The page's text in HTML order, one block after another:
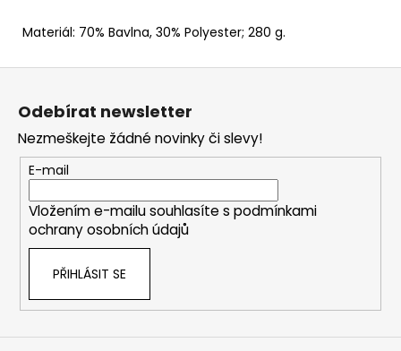
Materiál: 70% Bavlna, 30% Polyester; 280 g.
Odebírat newsletter
Nezmeškejte žádné novinky či slevy!
E-mail
Vložením e-mailu souhlasíte s podmínkami
ochrany osobních údajů
PŘIHLÁSIT SE